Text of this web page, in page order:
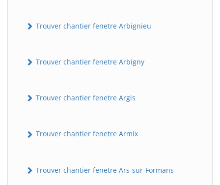
Trouver chantier fenetre Arbignieu
Trouver chantier fenetre Arbigny
Trouver chantier fenetre Argis
Trouver chantier fenetre Armix
Trouver chantier fenetre Ars-sur-Formans